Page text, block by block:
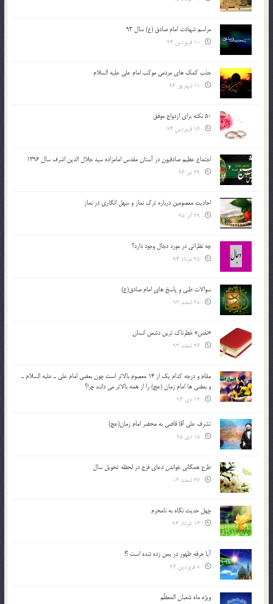
مراسم شهادت امام صادق (ع) سال 93
جذب کمک های مردمی موکب امام علی علیه السلام
50 نکته برای ازدواج موفق
اجتماع عظیم صادقیون در آستان مقدس امامزاده سید جلال الدین اشرف سال 1396
احادیث معصومین درباره ترک نماز و سهل انگاری در نماز
چه نظراتی در مورد دجال وجود دارد؟
سوالات طبی و پاسخ های امام صادق(ع)
«نفس» خطرناک ترین دشمن انسان
مقام و درجه كدام يك از 14 معصوم بالاتر است چون بعضي امام علي ـ عليه السلام ـ
و بعضي ها امام زمان (عج) را از همه بالاتر مي دانند چرا؟
تشرف علي آقا قاضي به محضر امام زمان(عج)
طرح همگانی خواندن دعای فرج در لحظه تحویل سال
چهل حدیث نگاه به نامحرم
آیا جرقه ظهور در یمن زده شده است ؟!
ویژه ماه شعبان المعظّم